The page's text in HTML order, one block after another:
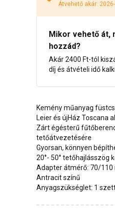
Átvehető akár:
Mikor vehető át,
hozzád?
Akár 2400 Ft-tól
díj és átvételi idő
Kemény műanyag
Leier és újHáz Toscana
Zárt égésterű
tetőátvezetésére
Gyorsan, könnyen
20°- 50° tetőhajlásszög
Adapter átmérő: 70/110
Antracit színű
Anyagszükséglet: 1